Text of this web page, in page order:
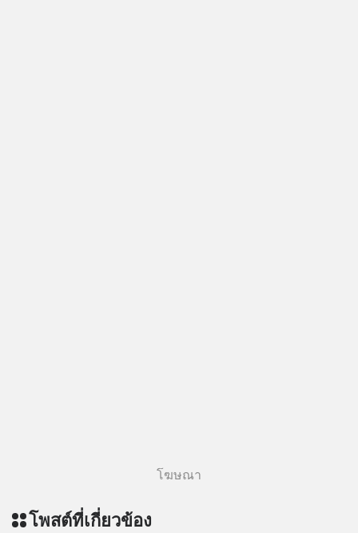
โฆษณา
โพสต์ที่เกี่ยวข้อง